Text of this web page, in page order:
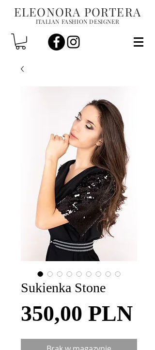
ELEONORA PORTERA
ITALIAN FASHION DESIGNER
Sukienka Stone
350,00 PLN